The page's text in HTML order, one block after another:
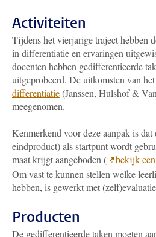
Activiteiten
Tijdens het vierjarige traject hebben
in differentiatie en ervaringen
docenten hebben gedifferentieerde
uitgeprobeerd. De uitkomsten van het
differentiatie(Janssen, Hulshof &
meegenomen.
Kenmerkend voor deze aanpak is dat
eindproduct) als startpunt wordt
maat krijgt aangeboden (
bekijk
Om vast te kunnen stellen welke
hebben, is gewerkt met
Producten
De gedifferentieerde taken moeten